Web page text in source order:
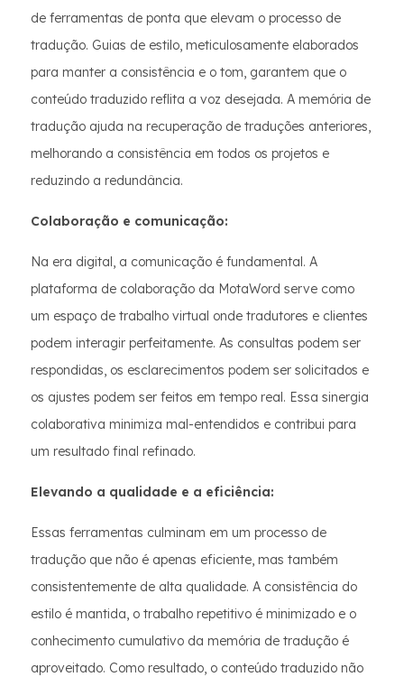
de ferramentas de ponta que elevam o processo de
tradução. Guias de estilo, meticulosamente elaborados
para manter a consistência e o tom, garantem que o
conteúdo traduzido reflita a voz desejada. A memória de
tradução ajuda na recuperação de traduções anteriores,
melhorando a consistência em todos os projetos e
reduzindo a redundância.
Colaboração e comunicação:
Na era digital, a comunicação é fundamental. A
plataforma de colaboração da MotaWord serve como
um espaço de trabalho virtual onde tradutores e clientes
podem interagir perfeitamente. As consultas podem ser
respondidas, os esclarecimentos podem ser solicitados e
os ajustes podem ser feitos em tempo real. Essa sinergia
colaborativa minimiza mal-entendidos e contribui para
um resultado final refinado.
Elevando a qualidade e a eficiência:
Essas ferramentas culminam em um processo de
tradução que não é apenas eficiente, mas também
consistentemente de alta qualidade. A consistência do
estilo é mantida, o trabalho repetitivo é minimizado e o
conhecimento cumulativo da memória de tradução é
aproveitado. Como resultado, o conteúdo traduzido não